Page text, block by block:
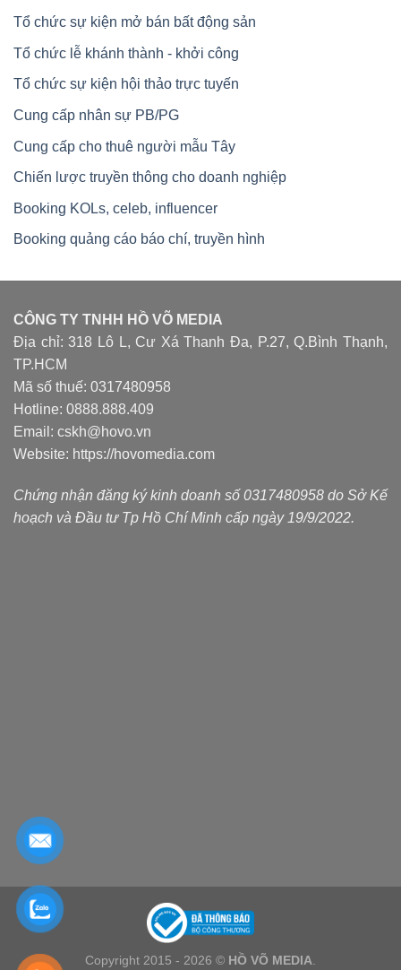
Tổ chức sự kiện mở bán bất động sản
Tổ chức lễ khánh thành - khởi công
Tổ chức sự kiện hội thảo trực tuyến
Cung cấp nhân sự PB/PG
Cung cấp cho thuê người mẫu Tây
Chiến lược truyền thông cho doanh nghiệp
Booking KOLs, celeb, influencer
Booking quảng cáo báo chí, truyền hình
CÔNG TY TNHH HỒ VÕ MEDIA
Địa chỉ: 318 Lô L, Cư Xá Thanh Đa, P.27, Q.Bình Thạnh,
TP.HCM
Mã số thuế: 0317480958
Hotline: 0888.888.409
Email: cskh@hovo.vn
Website: https://hovomedia.com
Chứng nhận đăng ký kinh doanh số 0317480958 do Sở Kế
hoạch và Đầu tư Tp Hồ Chí Minh cấp ngày 19/9/2022.
Copyright 2015 - 2026 © HỒ VÕ MEDIA